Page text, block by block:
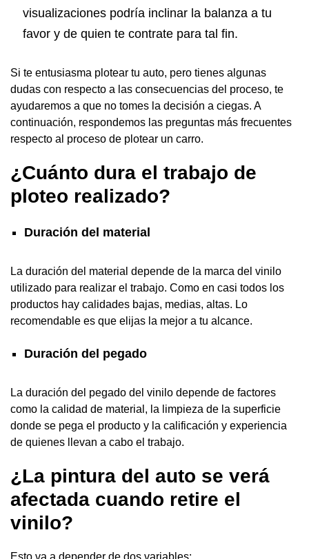
visualizaciones podría inclinar la balanza a tu
favor y de quien te contrate para tal fin.
Si te entusiasma plotear tu auto, pero tienes algunas
dudas con respecto a las consecuencias del proceso, te
ayudaremos a que no tomes la decisión a ciegas. A
continuación, respondemos las preguntas más frecuentes
respecto al proceso de plotear un carro.
¿Cuánto dura el trabajo de
ploteo realizado?
Duración del material
La duración del material depende de la marca del vinilo
utilizado para realizar el trabajo. Como en casi todos los
productos hay calidades bajas, medias, altas. Lo
recomendable es que elijas la mejor a tu alcance.
Duración del pegado
La duración del pegado del vinilo depende de factores
como la calidad de material, la limpieza de la superficie
donde se pega el producto y la calificación y experiencia
de quienes llevan a cabo el trabajo.
¿La pintura del auto se verá
afectada cuando retire el
vinilo?